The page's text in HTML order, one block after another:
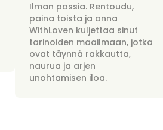
Ilman passia. Rentoudu,
paina toista ja anna
WithLoven kuljettaa sinut
tarinoiden maailmaan, jotka
ovat täynnä rakkautta,
naurua ja arjen
unohtamisen iloa.